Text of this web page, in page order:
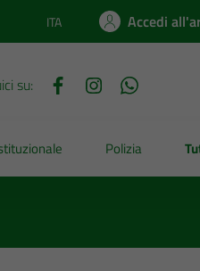
Lingua attiva:
ITA Accedi
su:
Polizia